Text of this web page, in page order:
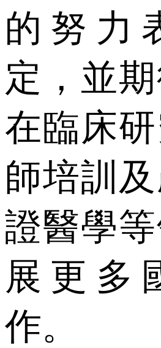
的努力
定，並
在臨床
師培訓
證醫學
展更多
作。